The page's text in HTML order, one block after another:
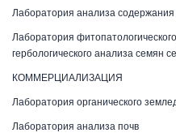
Лаборатория анализа
Лаборатория
гербологического анализа семян
КОММЕРЦИАЛИЗАЦИЯ
Лаборатория органического
Лаборатория анализа почв